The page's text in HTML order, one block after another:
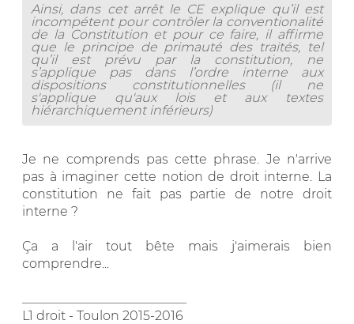
Ainsi, dans cet arrêt le CE explique qu’il est
incompétent pour contrôler la conventionalité
de la Constitution et pour ce faire, il affirme
que le principe de primauté des traités, tel
qu’il est prévu par la constitution, ne
s’applique pas dans l’ordre interne aux
dispositions constitutionnelles (il ne
s'applique qu'aux lois et aux textes
hiérarchiquement inférieurs)
Je ne comprends pas cette phrase. Je n'arrive
pas à imaginer cette notion de droit interne. La
constitution ne fait pas partie de notre droit
interne ?
Ça a l'air tout bête mais j'aimerais bien
comprendre...
L1 droit - Toulon 2015-2016